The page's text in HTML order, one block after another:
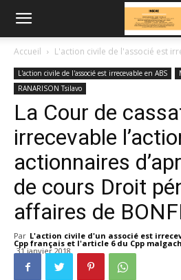
Accueil L'action civile de l'associé est
L'action civile de l'associé est irrecevable en ABS
RANARISON Tsilavo
La Cour de
irrecevable
actionnaires
de cours Droit
affaires de
Par L'action civile d'un associé est
Cpp français et l'article 6 du Cpp
31 janvier 2018